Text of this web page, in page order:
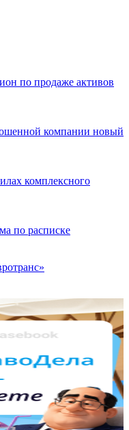
по продаже активов
компании новый
комплексного
по расписке